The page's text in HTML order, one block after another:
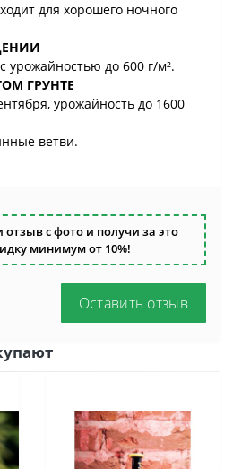
для хорошего ночного
урожайностью до 600 г/м².
ГРУНТЕ
урожайность до 1600
ветви.
с фото и получи за это
минимум от 10%!
Оставить отзыв